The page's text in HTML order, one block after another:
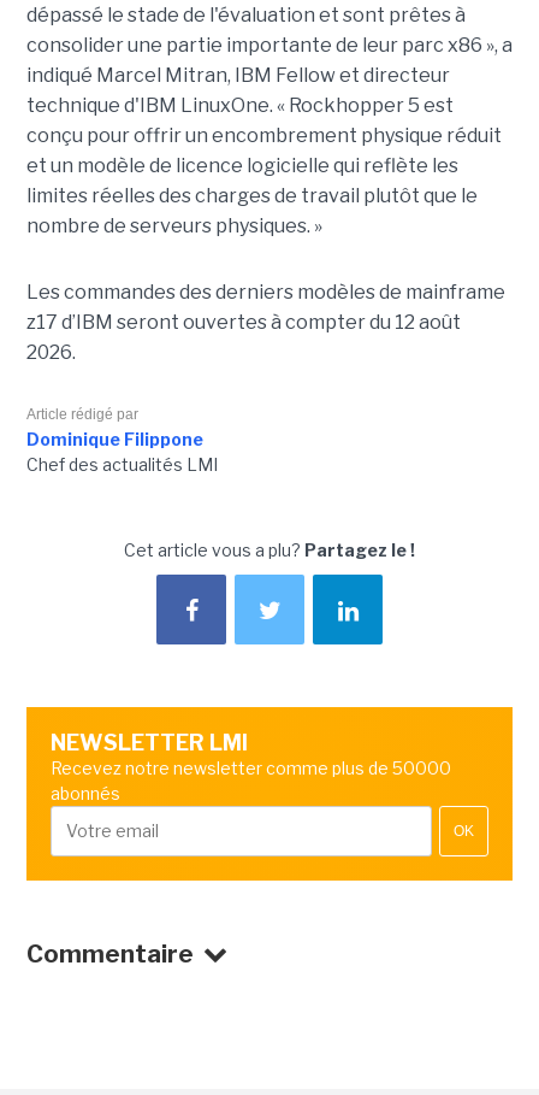
dépassé le stade de l'évaluation et sont prêtes à
consolider une partie importante de leur parc x86 », a
indiqué Marcel Mitran, IBM Fellow et directeur
technique d'IBM LinuxOne. « Rockhopper 5 est
conçu pour offrir un encombrement physique réduit
et un modèle de licence logicielle qui reflète les
limites réelles des charges de travail plutôt que le
nombre de serveurs physiques. »
Les commandes des derniers modèles de mainframe
z17 d’IBM seront ouvertes à compter du 12 août
2026.
Article rédigé par
Dominique Filippone
Chef des actualités LMI
Cet article vous a plu? Partagez le !
NEWSLETTER LMI
Recevez notre newsletter comme plus de 50000
abonnés
OK
Commentaire